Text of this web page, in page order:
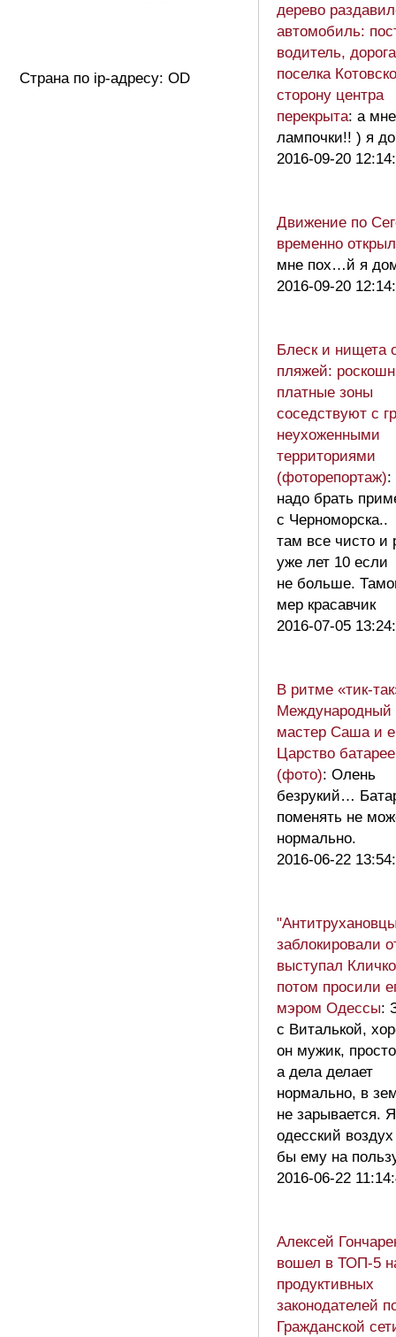
Страна по ip-адресу: OD
дерево
автомобиль:
водитель,
поселка
сторону центра
перекрыта: а
лампочки!! ) я
2016-09-20
Движение по
временно
мне пох…й я
2016-09-20
Блеск и нищета
пляжей:
платные зоны
соседствуют с
неухоженными
территориями
(фоторепортаж):
надо брать
с Черноморска..
там все чисто и
уже лет 10 если
не больше.
мер красавчик
2016-07-05
В ритме «тик-
Международный
мастер Саша и
Царство
(фото): Олень
безрукий…
поменять не
нормально.
2016-06-22
заблокировали
выступал
потом просили
мэром Одессы:
с Виталькой,
он мужик,
а дела делает
нормально, в
не зарывается.
одесский
бы ему на
2016-06-22
Алексей
вошел в ТОП-5
продуктивных
законодателей
Гражданской